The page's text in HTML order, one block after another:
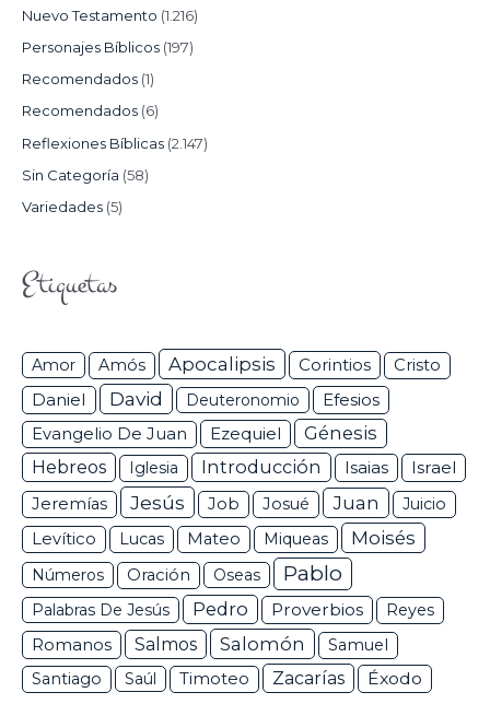
Nuevo Testamento (1.216)
Personajes Bíblicos (197)
Recomendados (1)
Recomendados (6)
Reflexiones Bíblicas (2.147)
Sin Categoría (58)
Variedades (5)
Etiquetas
Amor Amós Apocalipsis Corintios Cristo
Daniel David Deuteronomio Efesios
Evangelio De Juan Ezequiel
Génesis
Hebreos
Iglesia Introducción Isaias Israel
Jeremías Jesús Job Josué Juan
Juicio
Levítico
Lucas Mateo Miqueas Moisés
Números Oración Oseas Pablo
Palabras De Jesús Pedro Proverbios Reyes
Romanos Salmos Salomón
Samuel
Santiago
Saúl Timoteo Zacarías Éxodo